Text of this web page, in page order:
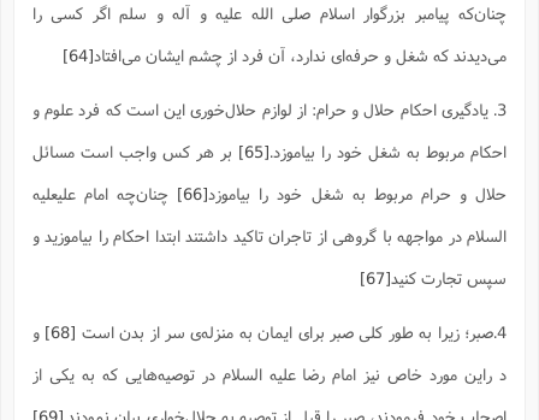
چنان‌که پیامبر بزرگوار اسلام صلی الله علیه و آله و سلم اگر کسی را
می‌دیدند که شغل و حرفه‌ای ندارد، آن فرد از چشم ایشان می‌افتاد[64]
3. یادگیری احکام حلال و حرام: از لوازم حلال‌خوری این است که فرد علوم و
احکام مربوط به شغل خود را بیاموزد.[65]
بر هر کس واجب است مسائل
حلال و حرام مربوط به شغل خود را بیاموزد[66]
چنان‌چه امام علیعلیه
السلام در مواجهه با گروهی از تاجران تاکید داشتند ابتدا احکام را بیاموزید و
سپس تجارت کنید[67]
4.صبر؛ زیرا به طور کلی صبر برای ایمان به منزله‌ی سر از بدن است [68]
و
د راین مورد خاص نیز امام رضا علیه السلام در توصیه‌هایی که به یکی از